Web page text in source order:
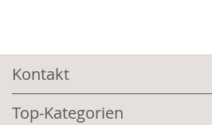
Kontakt
Top-Kategorien